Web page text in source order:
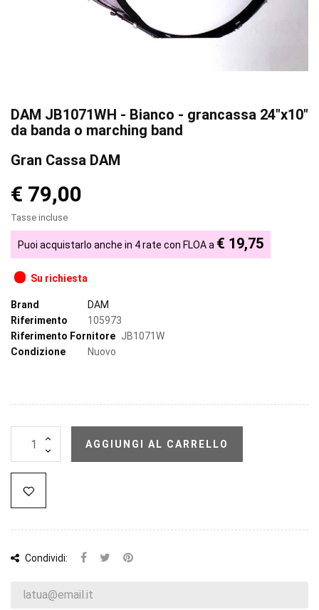
DAM JB1071WH - Bianco - grancassa 24"x10"
da banda o marching band
Gran Cassa DAM
€ 79,00
Tasse incluse
Puoi acquistarlo anche in 4 rate con FLOA a € 19,75
Su richiesta
Brand
DAM
Riferimento
105973
Riferimento Fornitore JB1071W
Condizione
Nuovo
AGGIUNGI AL CARRELLO
Condividi: